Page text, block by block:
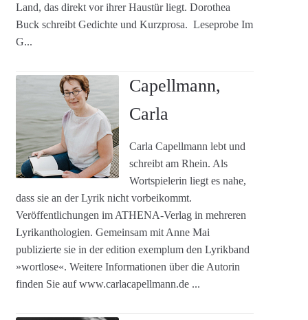
Land, das direkt vor ihrer Haustür liegt. Dorothea
Buck schreibt Gedichte und Kurzprosa. Leseprobe Im
G...
Capellmann,
Carla
Carla Capellmann lebt und
schreibt am Rhein. Als
Wortspielerin liegt es nahe,
dass sie an der Lyrik nicht vorbeikommt.
Veröffentlichungen im ATHENA-Verlag in mehreren
Lyrikanthologien. Gemeinsam mit Anne Mai
publizierte sie in der edition exemplum den Lyrikband
»wortlose«. Weitere Informationen über die Autorin
finden Sie auf www.carlacapellmann.de ...